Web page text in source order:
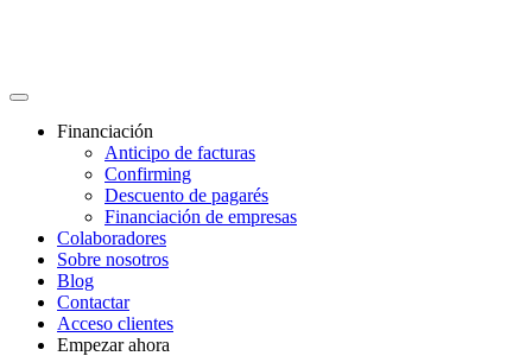
Financiación
Anticipo de facturas
Confirming
Descuento de pagarés
Financiación de empresas
Colaboradores
Sobre nosotros
Blog
Contactar
Acceso clientes
Empezar ahora